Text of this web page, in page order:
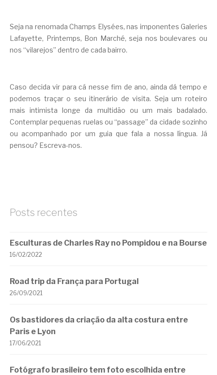
Seja na renomada Champs Elysées, nas imponentes Galeries
Lafayette, Printemps, Bon Marché, seja nos boulevares ou
nos “vilarejos” dentro de cada bairro.
Caso decida vir para cá nesse fim de ano, ainda dá tempo e
podemos traçar o seu itinerário de visita. Seja um roteiro
mais intimista longe da multidão ou um mais badalado.
Contemplar pequenas ruelas ou “passage” da cidade sozinho
ou acompanhado por um guia que fala a nossa língua. Já
pensou? Escreva-nos.
Posts recentes
Esculturas de Charles Ray no Pompidou e na Bourse
16/02/2022
Road trip da França para Portugal
26/09/2021
Os bastidores da criação da alta costura entre
Paris e Lyon
17/06/2021
Fotógrafo brasileiro tem foto escolhida entre